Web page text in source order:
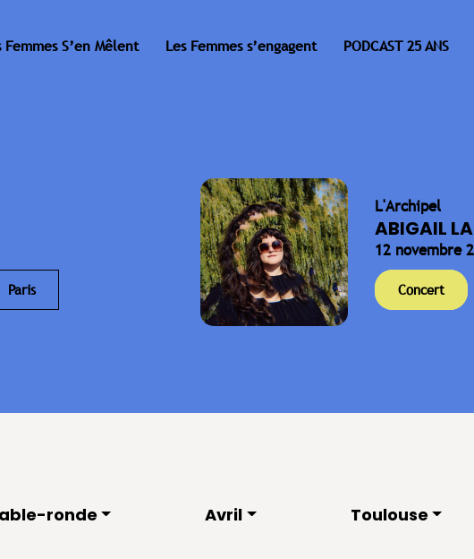
Femmes S’en Mêlent Les Femmes s’engagent PODCAST 25 ANS
Paris
L'Archipel
ABIGAIL
12 novembre
Concert
ronde Avril Toulouse